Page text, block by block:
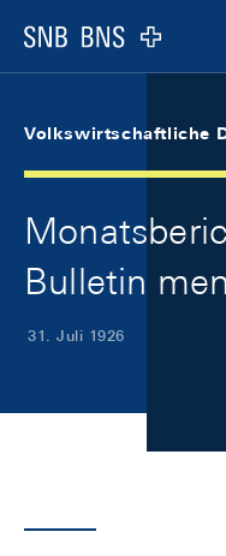
Logo
Volkswirtschaftliche
Bulletin
31. Juli 1926